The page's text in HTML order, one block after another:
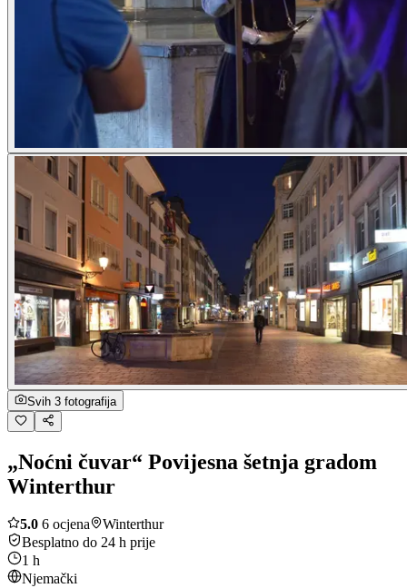
Svih 3 fotografija
„Noćni čuvar“ Povijesna šetnja gradom
Winterthur
5.0 6 ocjena
Winterthur
Besplatno do 24 h prije
1 h
Njemački